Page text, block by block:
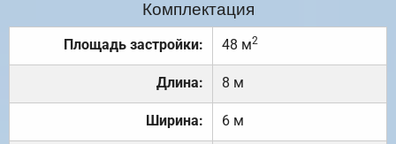
Комплектация
Площадь застройки: 48 м2
Длина: 8 м
Ширина: 6 м